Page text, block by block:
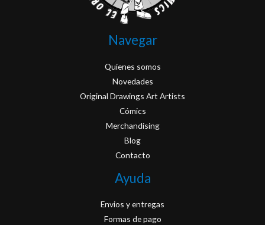
Navegar
Quienes somos
Novedades
Original Drawings Art Artists
Cómics
Merchandising
Blog
Contacto
Ayuda
Envios y entregas
Formas de pago